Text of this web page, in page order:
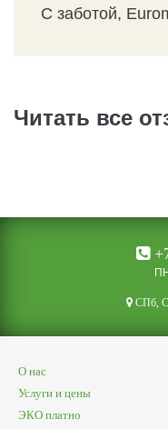
С заботой,
Читать все
CПб,
О нас
Услуги и цены
ЭКО платно